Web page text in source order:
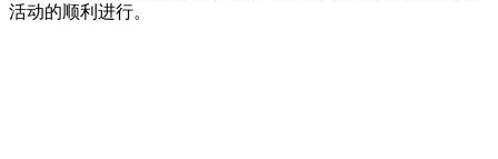
活动的顺利进行。